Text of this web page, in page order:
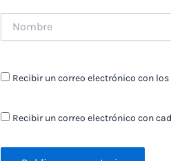
Recibir un correo electrónico con
Recibir un correo electrónico con